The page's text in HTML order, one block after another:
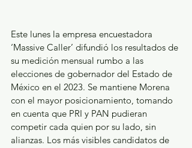
Este lunes la empresa encuestadora
‘Massive Caller’ difundió los resultados de
su medición mensual rumbo a las
elecciones de gobernador del Estado de
México en el 2023. Se mantiene Morena
con el mayor posicionamiento, tomando
en cuenta que PRI y PAN pudieran
competir cada quien por su lado, sin
alianzas. Los más visibles candidatos de